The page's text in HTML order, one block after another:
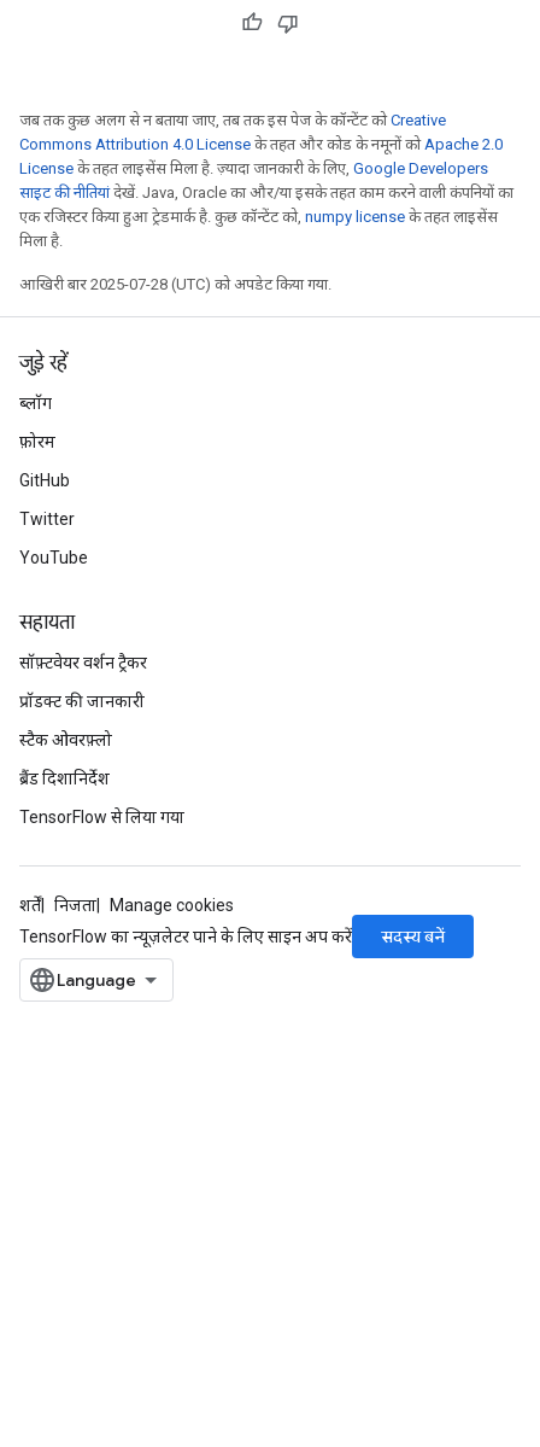
जब तक कुछ अलग से न बताया जाए, तब तक इस पेज के कॉन्टेंट कोCreative
Commons Attribution 4.0 License के तहत और कोड के नमूनों कोApache 2.0
License के तहत लाइसेंस मिला है. ज़्यादा जानकारी के लिए, Google Developers
साइट की नीतियांदेखें. Java, Oracle का और/या इसके तहत काम करने वाली कंपनियों का
एक रजिस्टर किया हुआ ट्रेडमार्क है. कुछ कॉन्टेंट को, numpy license के तहत लाइसेंस
मिला है.
आखिरी बार 2025-07-28 (UTC) को अपडेट किया गया.
जुड़े रहें
ब्लॉग
फ़ोरम
GitHub
Twitter
YouTube
सहायता
सॉफ़्टवेयर वर्शन ट्रैकर
प्रॉडक्ट की जानकारी
स्टैक ओवरफ़्लो
ब्रैंड दिशानिर्देश
TensorFlow से लिया गया
शर्तें निजता
Manage cookies
TensorFlow का न्यूज़लेटर पाने के लिए साइन अप करें
सदस्य बनें